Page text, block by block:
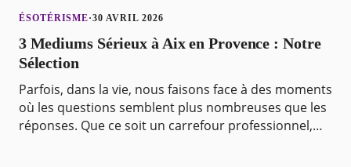
ÉSOTÉRISME·30 AVRIL 2026
3 Mediums Sérieux à Aix en Provence : Notre
Sélection
Parfois, dans la vie, nous faisons face à des moments
où les questions semblent plus nombreuses que les
réponses. Que ce soit un carrefour professionnel,